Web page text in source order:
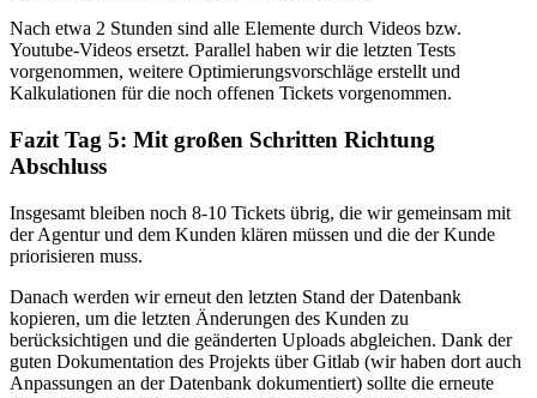
Nach etwa 2 Stunden sind alle Elemente durch Videos bzw.
Youtube-Videos ersetzt. Parallel haben wir die letzten Tests
vorgenommen, weitere Optimierungsvorschläge erstellt und
Kalkulationen für die noch offenen Tickets vorgenommen.
Fazit Tag 5: Mit großen Schritten Richtung
Abschluss
Insgesamt bleiben noch 8-10 Tickets übrig, die wir gemeinsam mit
der Agentur und dem Kunden klären müssen und die der Kunde
priorisieren muss.
Danach werden wir erneut den letzten Stand der Datenbank
kopieren, um die letzten Änderungen des Kunden zu
berücksichtigen und die geänderten Uploads abgleichen. Dank der
guten Dokumentation des Projekts über Gitlab (wir haben dort auch
Anpassungen an der Datenbank dokumentiert) sollte die erneute